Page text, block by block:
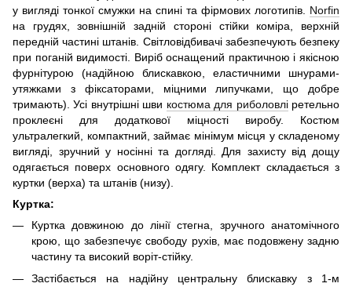
у вигляді тонкої смужки на спині та фірмових логотипів. Norfin
на грудях, зовнішній задній стороні стійки коміра, верхній
передній частині штанів. Світловідбивачі забезпечують безпеку
при поганій видимості. Виріб оснащений практичною і якісною
фурнітурою (надійною блискавкою, еластичними шнурами-
утяжками з фіксаторами, міцними липучками, що добре
тримають). Усі внутрішні шви костюма для риболовліретельно
проклеєні для додаткової міцності виробу. Костюм
ультралегкий, компактний, займає мінімум місця у складеному
вигляді, зручний у носінні та догляді. Для захисту від дощу
одягається поверх основного одягу. Комплект складається з
куртки (верха) та штанів (низу).
Куртка:
Куртка довжиною до лінії стегна, зручного анатомічного
крою, що забезпечує свободу рухів, має подовжену задню
частину та високий воріт-стійку.
Застібається на надійну центральну блискавку з 1-м